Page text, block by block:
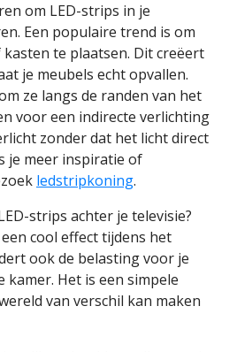
om LED-strips in je
Een populaire trend is om
te plaatsen. Dit creëert
je meubels echt opvallen.
ze langs de randen van het
voor een indirecte verlichting
zonder dat het licht direct
je meer inspiratie of
ledstripkoning.
strips achter je televisie?
cool effect tijdens het
ook de belasting voor je
kamer. Het is een simpele
van verschil kan maken